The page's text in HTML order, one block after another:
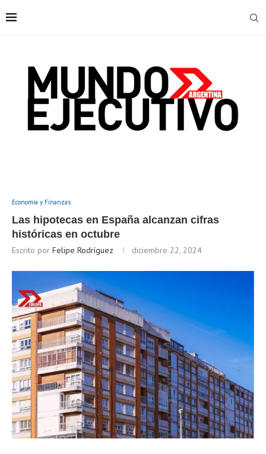
Economía y Finanzas
Las hipotecas en España alcanzan cifras
históricas en octubre
Escrito por Felipe Rodríguez diciembre 22, 2024